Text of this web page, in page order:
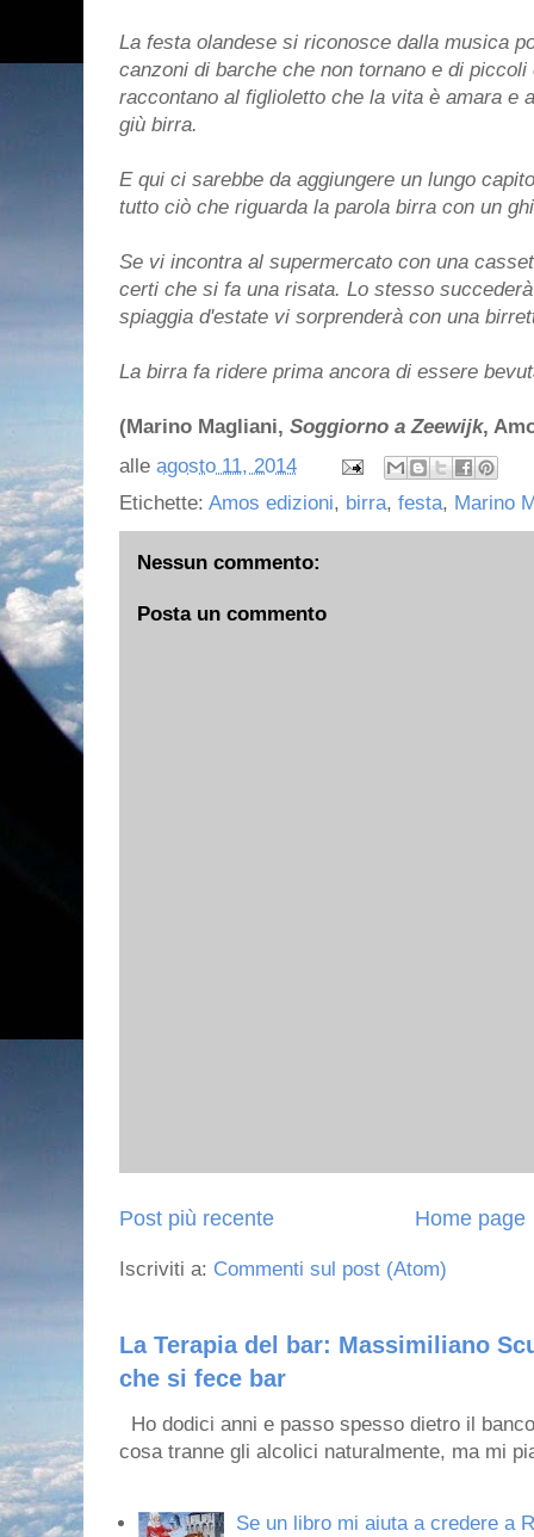
La festa olandese si riconosce dalla musica
canzoni di barche che non tornano e di
raccontano al figlioletto che la vita è amara e
giù birra.
E qui ci sarebbe da aggiungere un lungo
tutto ciò che riguarda la parola birra con un
Se vi incontra al supermercato con una
certi che si fa una risata. Lo stesso
spiaggia d'estate vi sorprenderà con una
La birra fa ridere prima ancora di essere
(Marino Magliani, Soggiorno a Zeewijk,
alle agosto 11, 2014
Etichette: Amos edizioni, birra, festa, Marino
Nessun commento:
Posta un commento
Post più recente Home page
Iscriviti a: Commenti sul post (Atom)
La Terapia del bar: Massimiliano
che si fece bar
Ho dodici anni e passo spesso dietro il
cosa tranne gli alcolici naturalmente, ma mi
Se un libro mi aiuta a credere a